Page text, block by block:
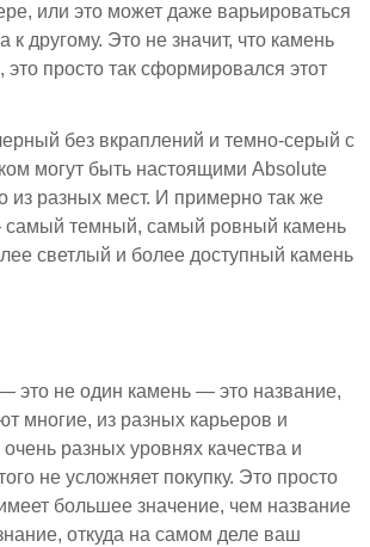
или это может даже варьироваться
к другому. Это не значит, что камень
это просто так сформировался этот
без вкраплений и темно-серый с
могут быть настоящими Absolute
из разных мест. И примерно так же
самый темный, самый ровный камень
светлый и более доступный камень
это не один камень — это название,
многие, из разных карьеров и
разных уровнях качества и
не усложняет покупку. Это просто
большее значение, чем название
откуда на самом деле ваш